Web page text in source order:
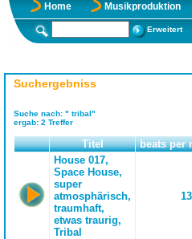
Home Musikproduktion
Erweitert
Suchergebniss
Suche nach: " tribal"
ergab: 2 Treffer
Titel beats per
House 017,
Space House,
super
atmosphärisch,
traumhaft,
etwas traurig,
Tribal